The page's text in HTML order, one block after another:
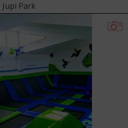
Jupi Park